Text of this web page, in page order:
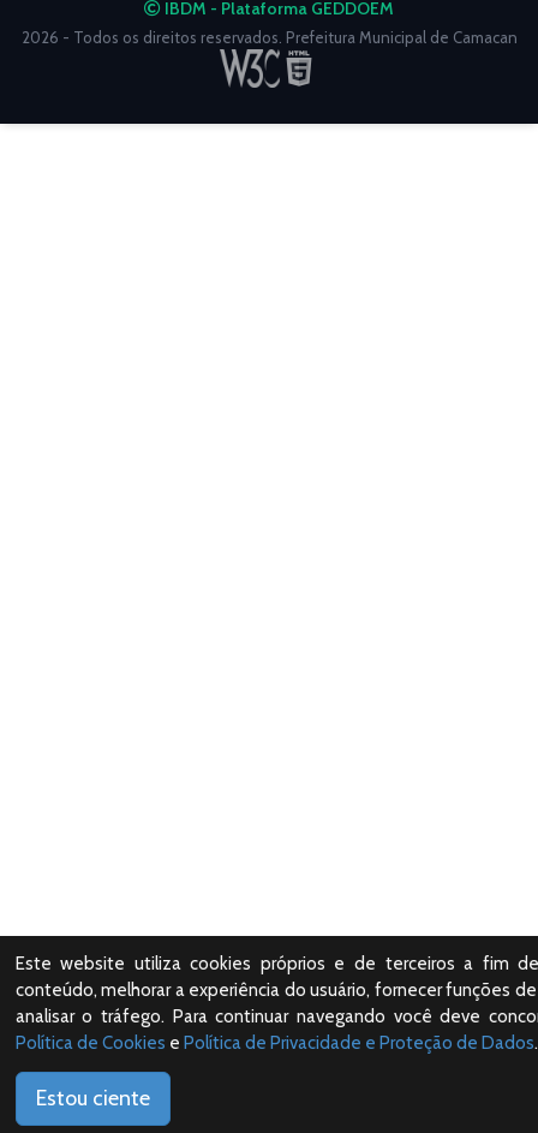
IBDM - Plataforma GEDDOEM
2026 - Todos os direitos reservados. Prefeitura Municipal de Camacan
Este website utiliza cookies próprios e de terceiros a fim
conteúdo, melhorar a experiência do usuário, fornecer funções
analisar o tráfego. Para continuar navegando você deve
Política de Cookies e Política de Privacidade e Proteção de Dados.
Estou ciente